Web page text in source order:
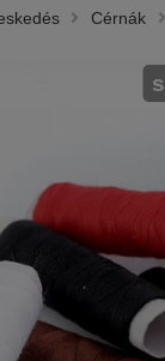
Cérnák